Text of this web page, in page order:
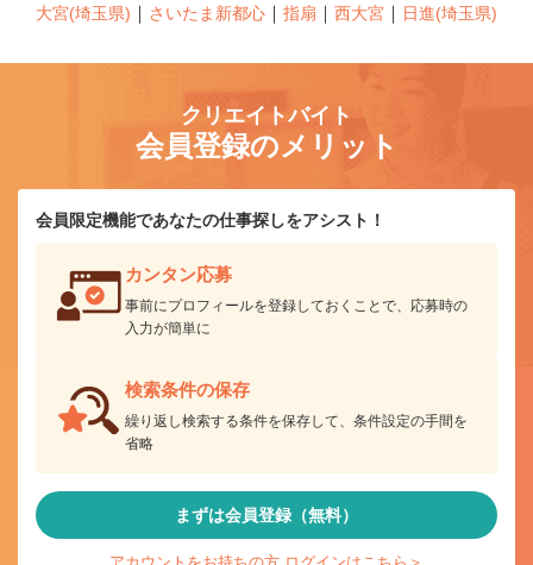
大宮(埼玉県) ｜ さいたま新都心 ｜ 指扇 ｜ 西大宮 ｜ 日進(埼玉県)
クリエイトバイト
会員登録のメリット
会員限定機能であなたの仕事探しをアシスト！
カンタン応募
事前にプロフィールを登録しておくことで、応募時の
入力が簡単に
検索条件の保存
繰り返し検索する条件を保存して、条件設定の手間を
省略
まずは会員登録（無料）